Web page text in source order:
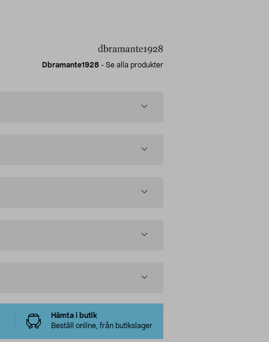
Dbramante1928 - Se alla produkter
Hämta i butik
Beställ online, från butikslager